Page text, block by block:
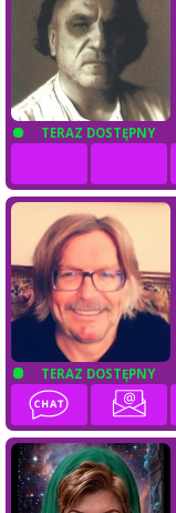
TERAZ DOSTĘPNY
TERAZ DOSTĘPNY